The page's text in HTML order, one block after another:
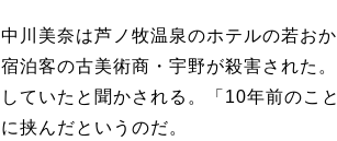
中川美奈は芦ノ牧温泉のホテルの若お
宿泊客の古美術商・宇野が殺害された
していたと聞かされる。「10年前のこ
に挟んだというのだ。